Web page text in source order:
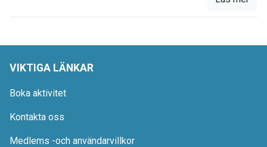
VIKTIGA LÄNKAR
Boka aktivitet
Kontakta oss
Medlems -och användarvillkor